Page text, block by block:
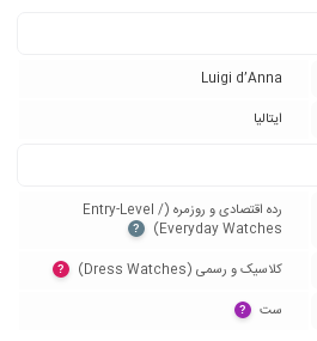
Luigi d’Anna
ایتالیا
رده اقتصادی و روزمره (Entry-Level /
Everyday Watches)‏
?
کلاسیک و رسمی (Dress Watches)‏ ?
ست‏ ?